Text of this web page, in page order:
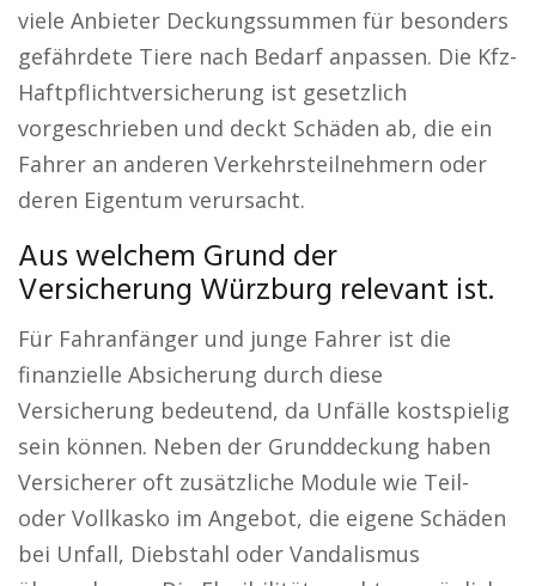
viele Anbieter Deckungssummen für besonders
gefährdete Tiere nach Bedarf anpassen. Die Kfz-
Haftpflichtversicherung ist gesetzlich
vorgeschrieben und deckt Schäden ab, die ein
Fahrer an anderen Verkehrsteilnehmern oder
deren Eigentum verursacht.
Aus welchem Grund der
Versicherung Würzburg relevant ist.
Für Fahranfänger und junge Fahrer ist die
finanzielle Absicherung durch diese
Versicherung bedeutend, da Unfälle kostspielig
sein können. Neben der Grunddeckung haben
Versicherer oft zusätzliche Module wie Teil-
oder Vollkasko im Angebot, die eigene Schäden
bei Unfall, Diebstahl oder Vandalismus